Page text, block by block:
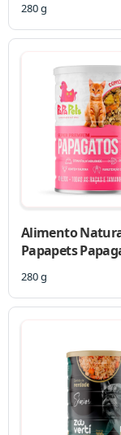
Sobrepeso 280g
PapaPets
280 g
Alimento
Papapets
280 g